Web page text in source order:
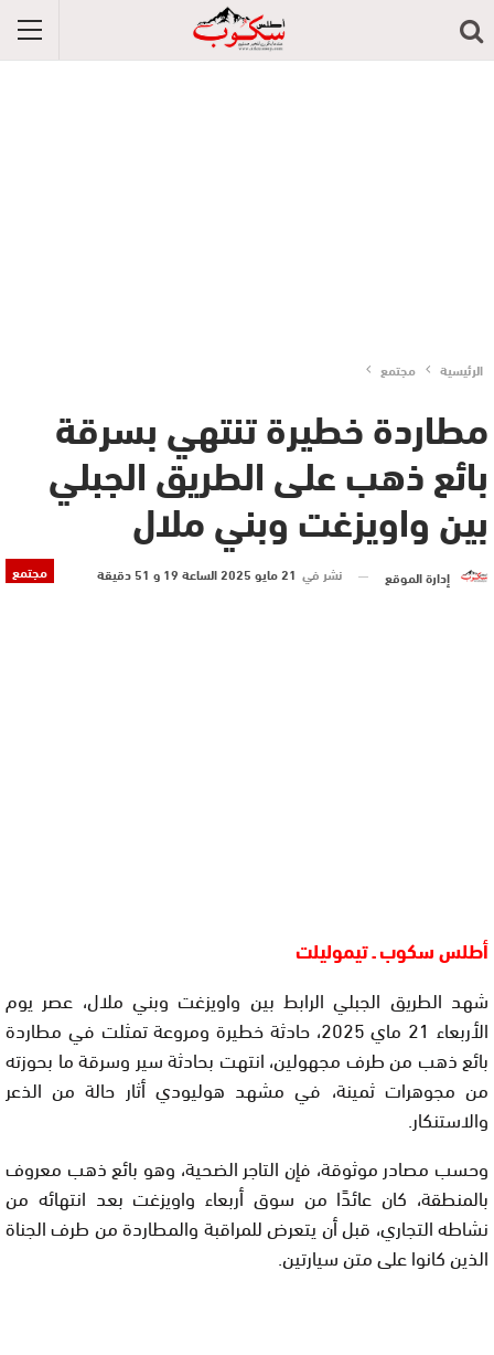
الرئيسية مجتمع
مطاردة خطيرة تنتهي بسرقة
بائع ذهب على الطريق الجبلي
بين واويزغت وبني ملال
مجتمع إدارة الموقع نشر في 21 مايو 2025 الساعة 19 و 51 دقيقة
أطلس سكوب ـ تيموليلت
شهد الطريق الجبلي الرابط بين واويزغت وبني ملال، عصر يوم
الأربعاء 21 ماي 2025، حادثة خطيرة ومروعة تمثلت في مطاردة
بائع ذهب من طرف مجهولين، انتهت بحادثة سير وسرقة ما بحوزته
من مجوهرات ثمينة، في مشهد هوليودي أثار حالة من الذعر
والاستنكار.
وحسب مصادر موثوقة، فإن التاجر الضحية، وهو بائع ذهب معروف
بالمنطقة، كان عائدًا من سوق أربعاء واويزغت بعد انتهائه من
نشاطه التجاري، قبل أن يتعرض للمراقبة والمطاردة من طرف الجناة
الذين كانوا على متن سيارتين.